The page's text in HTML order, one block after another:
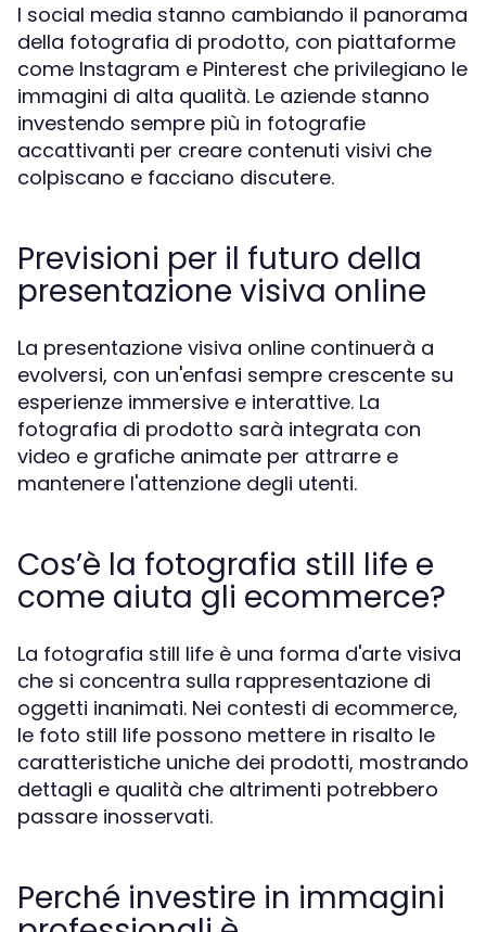
I social media stanno cambiando il panorama
della fotografia di prodotto, con piattaforme
come Instagram e Pinterest che privilegiano le
immagini di alta qualità. Le aziende stanno
investendo sempre più in fotografie
accattivanti per creare contenuti visivi che
colpiscano e facciano discutere.
Previsioni per il futuro della
presentazione visiva online
La presentazione visiva online continuerà a
evolversi, con un'enfasi sempre crescente su
esperienze immersive e interattive. La
fotografia di prodotto sarà integrata con
video e grafiche animate per attrarre e
mantenere l'attenzione degli utenti.
Cos’è la fotografia still life e
come aiuta gli ecommerce?
La fotografia still life è una forma d'arte visiva
che si concentra sulla rappresentazione di
oggetti inanimati. Nei contesti di ecommerce,
le foto still life possono mettere in risalto le
caratteristiche uniche dei prodotti, mostrando
dettagli e qualità che altrimenti potrebbero
passare inosservati.
Perché investire in immagini